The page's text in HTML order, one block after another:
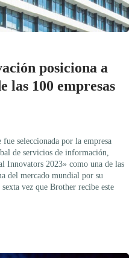
posiciona a
las 100 empresas
seleccionada por la empresa
de servicios de información,
Innovators 2023» como una de las
del mercado mundial por su
vez que Brother recibe este